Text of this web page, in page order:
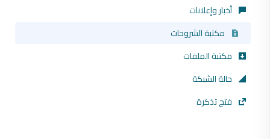
أخبار وإعلانات
مكتبة الشروحات
مكتبة الملفات
حالة الشبكة
فتح تذكرة